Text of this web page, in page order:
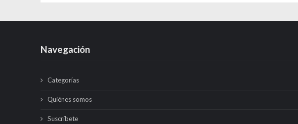
Navegación
Categorías
Quiénes somos
Suscríbete